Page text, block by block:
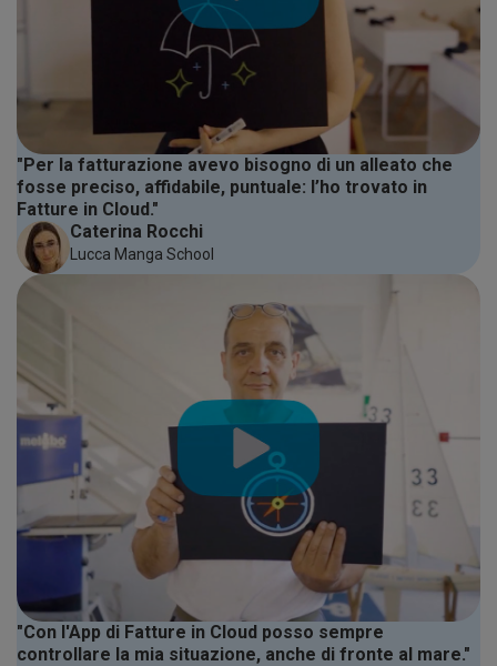
"Per la fatturazione avevo bisogno di un alleato che
fosse preciso, affidabile, puntuale: l’ho trovato in
Fatture in Cloud."
Caterina Rocchi
Lucca Manga School
"Con l'App di Fatture in Cloud posso sempre
controllare la mia situazione, anche di fronte al mare."